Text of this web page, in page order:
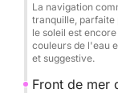
À bord, vous
expérience
chaîne hi-fi,
La navigation
tranquille, parfaite
le soleil est
couleurs de l'eau
et suggestive.
Front de mer